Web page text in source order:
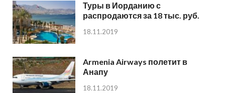
Туры в Иорданию с
распродаются за 18 тыс. руб.
18.11.2019
Armenia Airways полетит в
Анапу
18.11.2019